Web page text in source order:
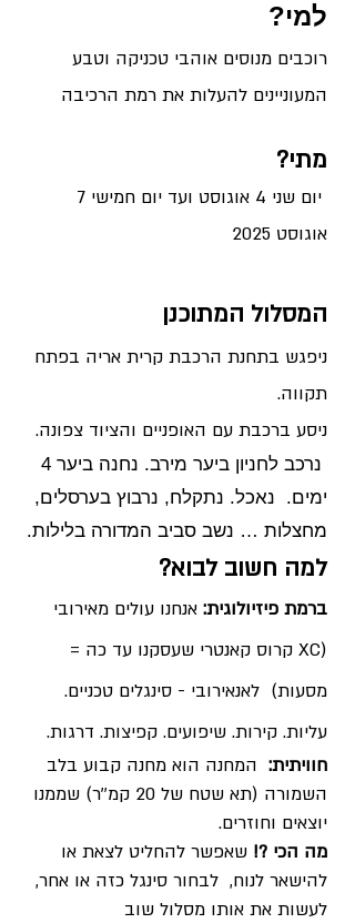
למי?
רוכבים מנוסים אוהבי טכניקה וטבע
המעוניינים להעלות את רמת הרכיבה
מתי?
יום שני 4 אוגוסט ועד יום חמישי 7
אוגוסט 2025
המסלול המתוכנן
ניפגש בתחנת הרכבת קרית אריה בפתח
תקווה.
ניסע ברכבת עם האופניים והציוד צפונה.
נרכב לחניון ביער מירב. נחנה ביער 4
ימים. נאכל. נתקלח, נרבוץ בערסלים,
מחצלות … נשב סביב המדורה בלילות.
למה חשוב לבוא?
ברמת פיזיולוגית: אנחנו עולים מאירובי
(XC קרוס קאנטרי שעסקנו עד כה =
מסעות) לאנאירובי - סינגלים טכניים.
עליות. קירות. שיפועים. קפיצות. דרגות.
חוויתית: המחנה הוא מחנה קבוע בלב
השמורה (תא שטח של 20 קמ''ר) שממנו
יוצאים וחוזרים.
מה הכי ?! שאפשר להחליט לצאת או
להישאר לנוח, לבחור סינגל כזה או אחר,
לעשות את אותו מסלול שוב